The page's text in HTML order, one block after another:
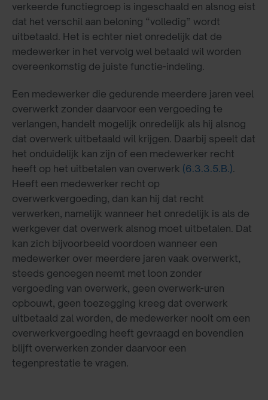
verkeerde functiegroep is ingeschaald en alsnog eist
dat het verschil aan beloning “volledig” wordt
uitbetaald. Het is echter niet onredelijk dat de
medewerker in het vervolg wel betaald wil worden
overeenkomstig de juiste functie-indeling.
Een medewerker die gedurende meerdere jaren veel
overwerkt zonder daarvoor een vergoeding te
verlangen, handelt mogelijk onredelijk als hij alsnog
dat overwerk uitbetaald wil krijgen. Daarbij speelt dat
het onduidelijk kan zijn of een medewerker recht
heeft op het uitbetalen van overwerk (6.3.3.5.B.).
Heeft een medewerker recht op
overwerkvergoeding, dan kan hij dat recht
verwerken, namelijk wanneer het onredelijk is als de
werkgever dat overwerk alsnog moet uitbetalen. Dat
kan zich bijvoorbeeld voordoen wanneer een
medewerker over meerdere jaren vaak overwerkt,
steeds genoegen neemt met loon zonder
vergoeding van overwerk, geen overwerk-uren
opbouwt, geen toezegging kreeg dat overwerk
uitbetaald zal worden, de medewerker nooit om een
overwerkvergoeding heeft gevraagd en bovendien
blijft overwerken zonder daarvoor een
tegenprestatie te vragen.